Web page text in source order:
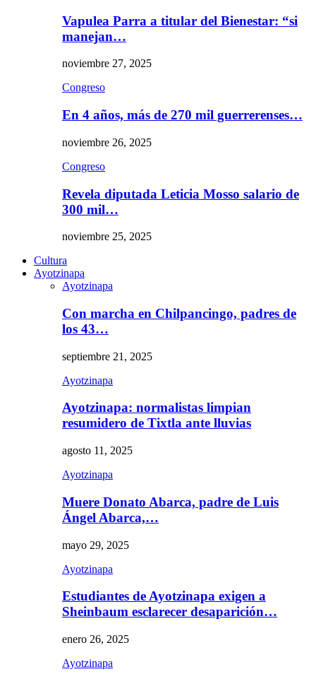
Vapulea Parra a titular del Bienestar: “si
manejan…
noviembre 27, 2025
Congreso
En 4 años, más de 270 mil guerrerenses…
noviembre 26, 2025
Congreso
Revela diputada Leticia Mosso salario de
300 mil…
noviembre 25, 2025
Cultura
Ayotzinapa
Ayotzinapa
Con marcha en Chilpancingo, padres de
los 43…
septiembre 21, 2025
Ayotzinapa
Ayotzinapa: normalistas limpian
resumidero de Tixtla ante lluvias
agosto 11, 2025
Ayotzinapa
Muere Donato Abarca, padre de Luis
Ángel Abarca,…
mayo 29, 2025
Ayotzinapa
Estudiantes de Ayotzinapa exigen a
Sheinbaum esclarecer desaparición…
enero 26, 2025
Ayotzinapa